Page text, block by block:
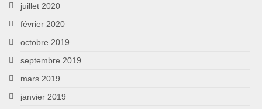
juillet 2020
février 2020
octobre 2019
septembre 2019
mars 2019
janvier 2019